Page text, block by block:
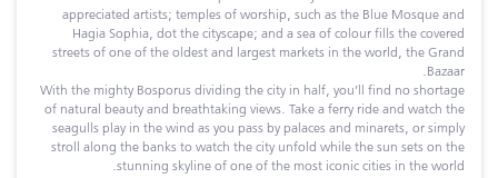
appreciated artists; temples of worship, such as the Blue Mosque and
Hagia Sophia, dot the cityscape; and a sea of colour fills the covered
streets of one of the oldest and largest markets in the world, the Grand
Bazaar.
With the mighty Bosporus dividing the city in half, you’ll find no shortage
of natural beauty and breathtaking views. Take a ferry ride and watch the
seagulls play in the wind as you pass by palaces and minarets, or simply
stroll along the banks to watch the city unfold while the sun sets on the
stunning skyline of one of the most iconic cities in the world.